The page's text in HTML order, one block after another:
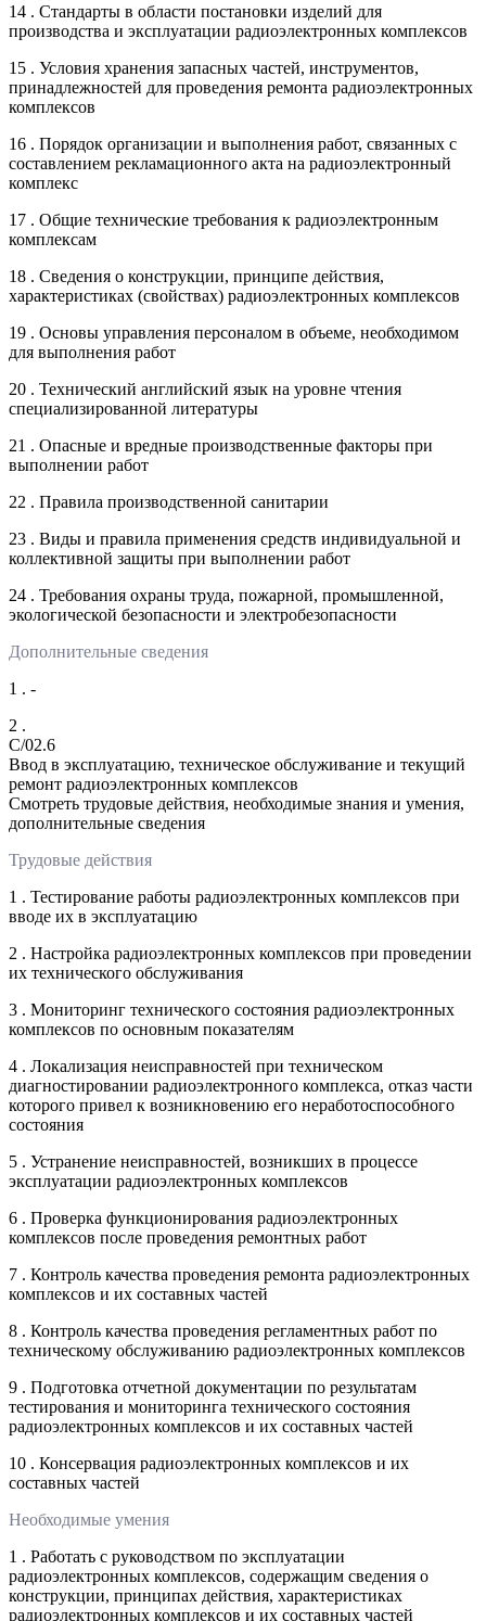
14 . Стандарты в области постановки изделий для
производства и эксплуатации радиоэлектронных комплексов
15 . Условия хранения запасных частей, инструментов,
принадлежностей для проведения ремонта радиоэлектронных
комплексов
16 . Порядок организации и выполнения работ, связанных с
составлением рекламационного акта на радиоэлектронный
комплекс
17 . Общие технические требования к радиоэлектронным
комплексам
18 . Сведения о конструкции, принципе действия,
характеристиках (свойствах) радиоэлектронных комплексов
19 . Основы управления персоналом в объеме, необходимом
для выполнения работ
20 . Технический английский язык на уровне чтения
специализированной литературы
21 . Опасные и вредные производственные факторы при
выполнении работ
22 . Правила производственной санитарии
23 . Виды и правила применения средств индивидуальной и
коллективной защиты при выполнении работ
24 . Требования охраны труда, пожарной, промышленной,
экологической безопасности и электробезопасности
Дополнительные сведения
1 . -
2 .
C/02.6
Ввод в эксплуатацию, техническое обслуживание и текущий
ремонт радиоэлектронных комплексов
Смотреть трудовые действия, необходимые знания и умения,
дополнительные сведения
Трудовые действия
1 . Тестирование работы радиоэлектронных комплексов при
вводе их в эксплуатацию
2 . Настройка радиоэлектронных комплексов при проведении
их технического обслуживания
3 . Мониторинг технического состояния радиоэлектронных
комплексов по основным показателям
4 . Локализация неисправностей при техническом
диагностировании радиоэлектронного комплекса, отказ части
которого привел к возникновению его неработоспособного
состояния
5 . Устранение неисправностей, возникших в процессе
эксплуатации радиоэлектронных комплексов
6 . Проверка функционирования радиоэлектронных
комплексов после проведения ремонтных работ
7 . Контроль качества проведения ремонта радиоэлектронных
комплексов и их составных частей
8 . Контроль качества проведения регламентных работ по
техническому обслуживанию радиоэлектронных комплексов
9 . Подготовка отчетной документации по результатам
тестирования и мониторинга технического состояния
радиоэлектронных комплексов и их составных частей
10 . Консервация радиоэлектронных комплексов и их
составных частей
Необходимые умения
1 . Работать с руководством по эксплуатации
радиоэлектронных комплексов, содержащим сведения о
конструкции, принципах действия, характеристиках
радиоэлектронных комплексов и их составных частей